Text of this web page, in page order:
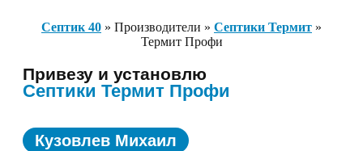
Септик 40 » Производители » Септики Термит »
Термит Профи
Привезу и установлю
Септики Термит Профи
Кузовлев Михаил